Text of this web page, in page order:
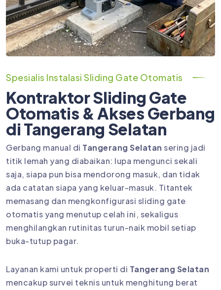
Spesialis Instalasi Sliding Gate Otomatis
Kontraktor Sliding Gate
Otomatis & Akses Gerbang
di Tangerang Selatan
Gerbang manual di Tangerang Selatan sering jadi
titik lemah yang diabaikan: lupa mengunci sekali
saja, siapa pun bisa mendorong masuk, dan tidak
ada catatan siapa yang keluar-masuk. Titantek
memasang dan mengkonfigurasi sliding gate
otomatis yang menutup celah ini, sekaligus
menghilangkan rutinitas turun-naik mobil setiap
buka-tutup pagar.
Layanan kami untuk properti di Tangerang Selatan
mencakup survei teknis untuk menghitung berat